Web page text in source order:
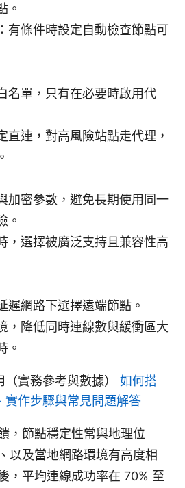
。
有條件時設定自動檢查節點可
名單，只有在必要時啟用代
直連，對高風險站點走代理，
加密參數，避免長期使用同一
。
，選擇被廣泛支持且兼容性高
遲網路下選擇遠端節點。
，降低同時連線數與緩衝區大
。
實務參考與數據） 如何搭
實作步驟與常見問題解答
，節點穩定性常與地理位
以及當地網路環境有高度相
，平均連線成功率在 70% 至